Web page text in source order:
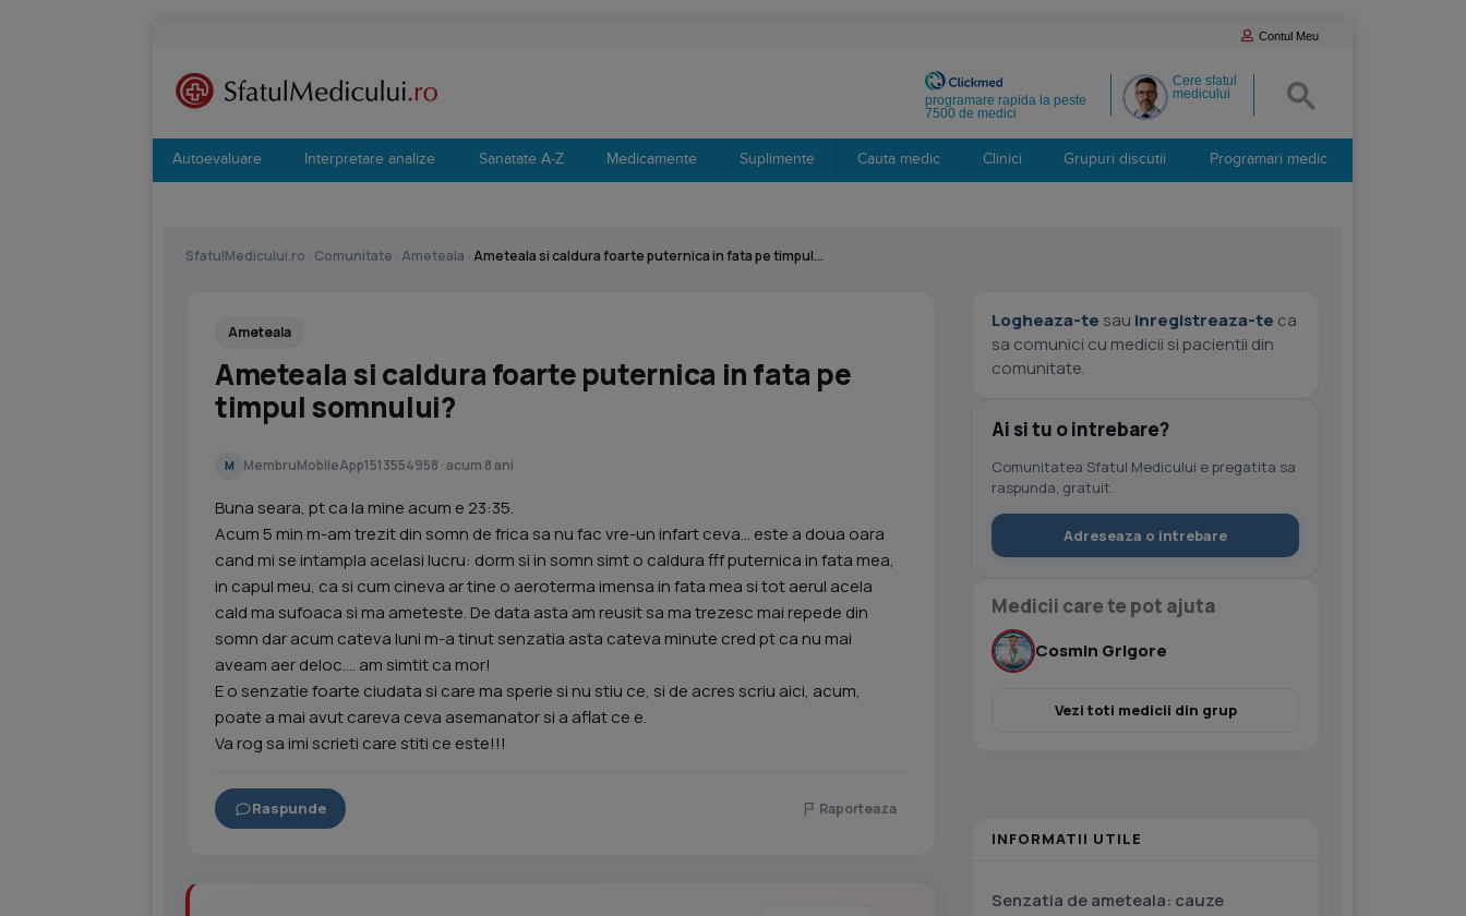
Contul Meu
Cere sfatul
medicului
programare rapida la peste
7500 de medici
Autoevaluare Interpretare analize Sanatate A-Z Medicamente Suplimente Cauta medic Clinici Grupuri discutii Programari medic
SfatulMedicului.ro Comunitate Ameteala Ameteala si caldura foarte puternica in fata pe timpul...
Ameteala
Ameteala si caldura foarte puternica in fata pe
timpul somnului?
M MembruMobileApp1513554958 · acum 8 ani
Buna seara, pt ca la mine acum e 23:35.
Acum 5 min m-am trezit din somn de frica sa nu fac vre-un infart ceva... este a doua oara
cand mi se intampla acelasi lucru: dorm si in somn simt o caldura fff puternica in fata mea,
in capul meu, ca si cum cineva ar tine o aeroterma imensa in fata mea si tot aerul acela
cald ma sufoaca si ma ameteste. De data asta am reusit sa ma trezesc mai repede din
somn dar acum cateva luni m-a tinut senzatia asta cateva minute cred pt ca nu mai
aveam aer deloc.... am simtit ca mor!
E o senzatie foarte ciudata si care ma sperie si nu stiu ce, si de acres scriu aici, acum,
poate a mai avut careva ceva asemanator si a aflat ce e.
Va rog sa imi scrieti care stiti ce este!!!
Raspunde Raporteaza
Logheaza-te sau inregistreaza-te ca
sa comunici cu medicii si pacientii din
comunitate.
Ai si tu o intrebare?
Comunitatea Sfatul Medicului e pregatita sa
raspunda, gratuit.
Adreseaza o intrebare
Medicii care te pot ajuta
Cosmin Grigore
Vezi toti medicii din grup
INFORMATII UTILE
Senzatia de ameteala: cauze